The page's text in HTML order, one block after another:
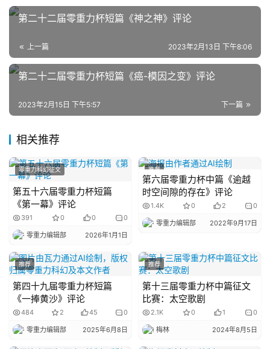
文
章
科
幻
资
讯
主
题
科
幻
小
说
库
登录 注册
第二十二届零重力杯短篇《神之神》评论
上一篇 2023年2月13日 下午8:06
第二十二届零重力杯短篇《癌-模因之变》评论
下一篇
2023年2月15日 下午5:57
相关推荐
零重力科幻征文
第五十六届零重力杯短篇
《第一幕》评论
391 0 0 0
零重力编辑部 2026年1月1日
推荐
第六届零重力杯中篇《逾越
时空间隙的存在》评论
1.4K 0 2 0
零重力编辑部 2022年9月17日
推荐
第四十九届零重力杯短篇
《一捧黄沙》评论
484 2 45 0
零重力编辑部 2025年6月8日
推荐
第十三届零重力杯中篇征文
比赛：太空歌剧
2.1K 0 1 0
梅林 2024年8月5日